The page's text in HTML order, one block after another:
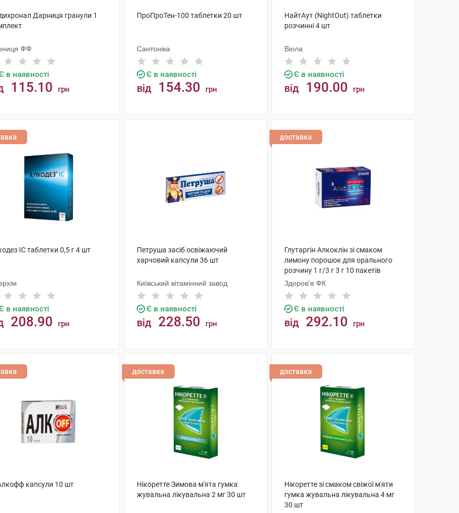
Дарниця гранули 1
ФФ
в наявності
115.10 грн
ПроПроТен-100 таблетки 20 шт
Сантоніка
Є в наявності
від 154.30 грн
НайтАут (NightOut) таблетки
розчинні 4 шт
Віола
Є в наявності
від 190.00 грн
IC таблетки 0,5 г 4 шт
в наявності
208.90 грн
Петруша засіб освіжаючий
харчовий капсули 36 шт
Київський вітамінний завод
Є в наявності
від 228.50 грн
доставка
Глутаргiн Алкоклiн зі смаком
лимону порошок для орального
розчину 1 г/3 г 3 г 10 пакетів
Здоров'я ФК
Є в наявності
від 292.10 грн
капсули 10 шт
доставка
Нікоретте Зимова м'ята гумка
жувальна лікувальна 2 мг 30 шт
доставка
Нікоретте зі смаком свіжої м'яти
гумка жувальна лікувальна 4 мг
30 шт